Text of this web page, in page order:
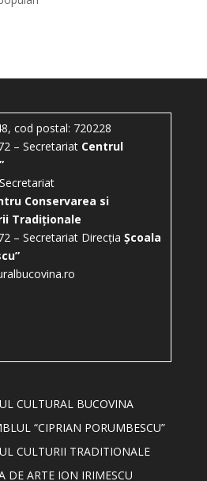
cod postal: 720228
– Secretariat Centrul
Conservarea si
Tradiționale
– Secretariat Direcția Școala
CULTURAL BUCOVINA
“CIPRIAN PORUMBESCU”
CULTURII TRADITIONALE
DE ARTE ION IRIMESCU